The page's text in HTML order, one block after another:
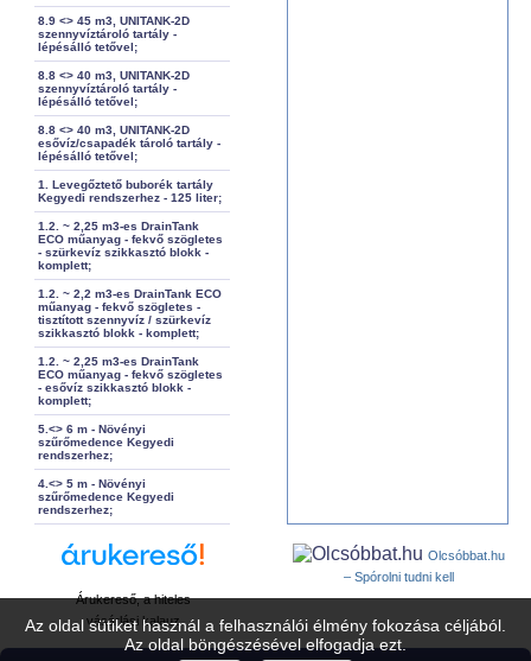
Az oldal sütiket használ a felhasználói élmény fokozása céljából.
Az oldal böngészésével elfogadja ezt.
8.9 <> 45 m3, UNITANK-2D
szennyvíztároló tartály -
lépésálló tetővel;
8.8 <> 40 m3, UNITANK-2D
szennyvíztároló tartály -
lépésálló tetővel;
8.8 <> 40 m3, UNITANK-2D
esővíz/csapadék tároló tartály -
lépésálló tetővel;
1. Levegőztető buborék tartály
Kegyedi rendszerhez - 125 liter;
1.2. ~ 2,25 m3-es DrainTank
ECO műanyag - fekvő szögletes
- szürkevíz szikkasztó blokk -
komplett;
1.2. ~ 2,2 m3-es DrainTank ECO
műanyag - fekvő szögletes -
tisztított szennyvíz / szürkevíz
szikkasztó blokk - komplett;
1.2. ~ 2,25 m3-es DrainTank
ECO műanyag - fekvő szögletes
- esővíz szikkasztó blokk -
komplett;
5.<> 6 m - Növényi
szűrőmedence Kegyedi
rendszerhez;
4.<> 5 m - Növényi
szűrőmedence Kegyedi
rendszerhez;
Árukereső, a hiteles
vásárlási kalauz
Olcsóbbat.hu
– Spórolni tudni kell